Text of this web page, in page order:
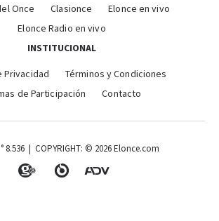
Once
Clasionce
Elonce en vivo
Elonce Radio en vivo
INSTITUCIONAL
Privacidad
Términos y Condiciones
de Participación
Contacto
8.536 | COPYRIGHT: © 2026 Elonce.com